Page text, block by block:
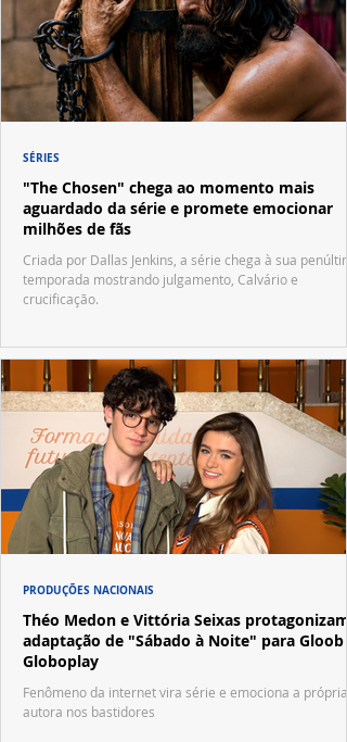
"The Chosen" chega ao momento mais
aguardado da série e promete emocionar
milhões de fãs
Criada por Dallas Jenkins, a série chega à sua
temporada mostrando julgamento, Calvário e
crucificação.
SÉRIES
Théo Medon e Vittória Seixas protagonizam
adaptação de "Sábado à Noite" para Gloob e
Globoplay
Fenômeno da internet vira série e emociona a própria
autora nos bastidores
PRODUÇÕES NACIONAIS